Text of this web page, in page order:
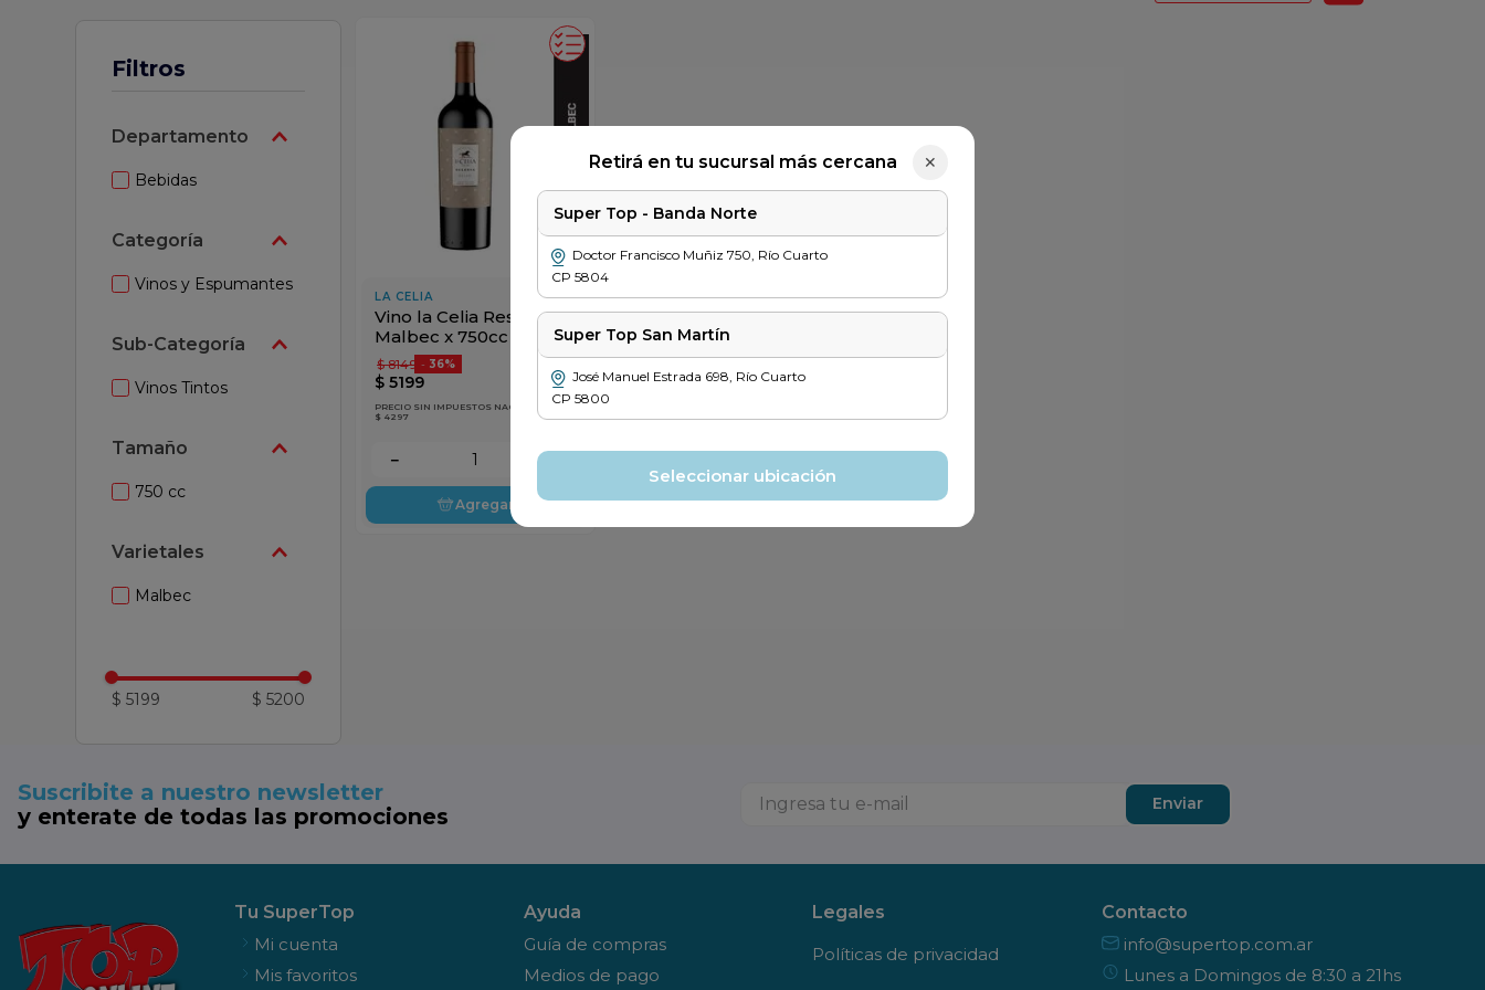
Retirá en tu sucursal más cercana ✕
Super Top - Banda Norte
Doctor Francisco Muñiz 750, Río Cuarto
CP 5804
Super Top San Martín
José Manuel Estrada 698, Río Cuarto
CP 5800
Seleccionar ubicación
Filtros
Departamento
Bebidas
Categoría
Vinos y Espumantes
Sub-Categoría
Vinos Tintos
Tamaño
750 cc
Varietales
Malbec
$ 5199 $ 5200
LA CELIA
Vino la Celia Reserva
Malbec x 750cc
$ 5199
$ 8149 - 36%
PRECIO SIN IMPUESTOS NACIONALES
$ 4297
－
Agregar
Suscribite a nuestro newsletter
y enterate de todas las promociones
Enviar
Tu SuperTop
Mi cuenta
Mis favoritos
Ayuda
Guía de compras
Medios de pago
Legales
Políticas de privacidad
Contacto
info@supertop.com.ar
Lunes a Domingos de 8:30 a 21hs